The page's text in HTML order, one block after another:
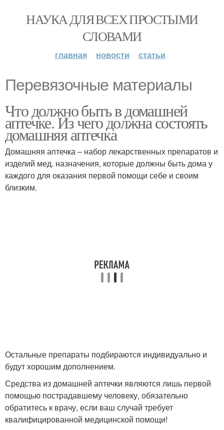
НАУКА ДЛЯ ВСЕХ ПРОСТЫМИ
СЛОВАМИ
главная новости статьи
Перевязочные материалы
Что должно быть в домашней
аптечке. Из чего должна состоять
домашняя аптечка
Домашняя аптечка – набор лекарственных препаратов и
изделий мед. назначения, которые должны быть дома у
каждого для оказания первой помощи себе и своим
близким.
Остальные препараты подбираются индивидуально и
будут хорошим дополнением.
Средства из домашней аптечки являются лишь первой
помощью пострадавшему человеку, обязательно
обратитесь к врачу, если ваш случай требует
квалифицированной медицинской помощи!